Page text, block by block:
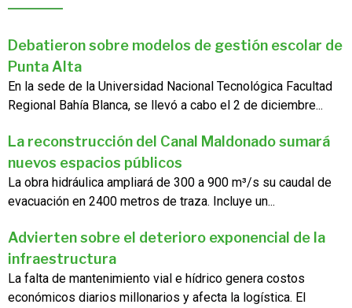
Debatieron sobre modelos de gestión escolar de
Punta Alta
En la sede de la Universidad Nacional Tecnológica Facultad
Regional Bahía Blanca, se llevó a cabo el 2 de diciembre...
La reconstrucción del Canal Maldonado sumará
nuevos espacios públicos
La obra hidráulica ampliará de 300 a 900 m³/s su caudal de
evacuación en 2400 metros de traza. Incluye un...
Advierten sobre el deterioro exponencial de la
infraestructura
La falta de mantenimiento vial e hídrico genera costos
económicos diarios millonarios y afecta la logística. El